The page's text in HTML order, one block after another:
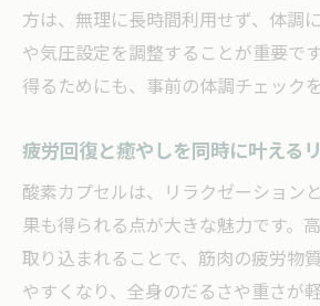
方は、無理に長時間利用せず、体調
や気圧設定を調整することが重要で
得るためにも、事前の体調チェック
疲労回復と癒やしを同時に叶える
酸素カプセルは、リラクゼーション
果も得られる点が大きな魅力です。
取り込まれることで、筋肉の疲労物
やすくなり、全身のだるさや重さが